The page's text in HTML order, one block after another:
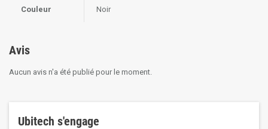
Couleur Noir
Avis
Aucun avis n'a été publié pour le moment.
Ubitech s'engage